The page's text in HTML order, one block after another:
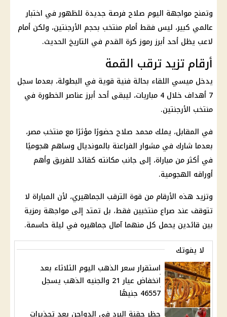
وتمنح مواجهة اليوم صلاح فرصة جديدة للظهور في اختبار
عالمي كبير، ليس فقط أمام منتخب بحجم الأرجنتين، ولكن أمام
لاعب يظل أحد أبرز رموز كرة القدم في التاريخ الحديث.
أرقام تزيد ترقب القمة
يدخل ميسي اللقاء بحالة فنية قوية في البطولة، بعدما سجل
7 أهداف خلال 4 مباريات، ليبقى أحد أبرز عناصر الخطورة في
منتخب الأرجنتين.
في المقابل، يملك محمد صلاح حضورًا مؤثرًا معمنتخب مصر،
بعدما شارك في مشوار الفراعنة بالمونديال وساهم هجوميًا
في أكثر من مباراة، إلى جانب مكانته كقائد للفريق وأهم
أوراقه الهجومية.
وتزيد هذه الأرقام من قوة الترقب الجماهيري، لأن المباراة لا
تتوقف عند صراع منتخبين فقط، بل تمتد إلى مواجهة رمزية
بين قائدين يحمل كل منهما آمال جماهيره في ليلة حاسمة.
لا يفوتك
استقرار سعر الذهب اليوم الثلاثاء بعد
انخفاض عيار 21 والجنيه الذهب يسجل
46557 جنيهًا
حظر حقنة البرد في الدواجن بعد تحذيرات